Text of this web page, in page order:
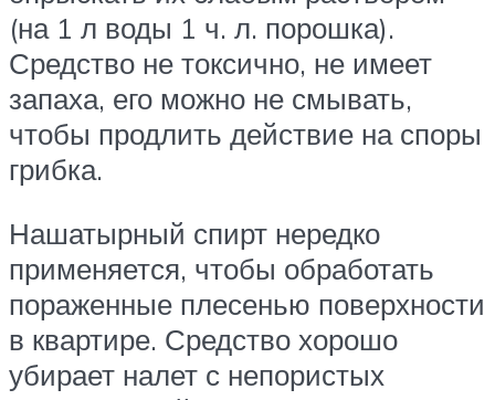
(на 1 л воды 1 ч. л. порошка).
Средство не токсично, не имеет
запаха, его можно не смывать,
чтобы продлить действие на споры
грибка.
Нашатырный спирт нередко
применяется, чтобы обработать
пораженные плесенью поверхности
в квартире. Средство хорошо
убирает налет с непористых